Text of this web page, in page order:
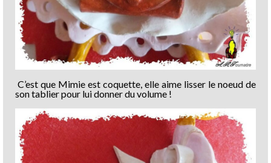
C’est que Mimie est coquette, elle aime lisser le noeud de
son tablier pour lui donner du volume !